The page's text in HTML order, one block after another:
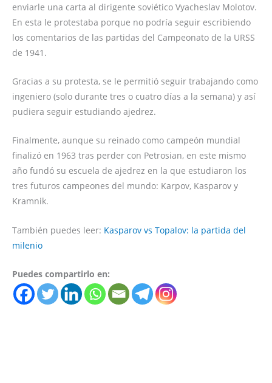
enviarle una carta al dirigente soviético Vyacheslav Molotov.
En esta le protestaba porque no podría seguir escribiendo
los comentarios de las partidas del Campeonato de la URSS
de 1941.
Gracias a su protesta, se le permitió seguir trabajando como
ingeniero (solo durante tres o cuatro días a la semana) y así
pudiera seguir estudiando ajedrez.
Finalmente, aunque su reinado como campeón mundial
finalizó en 1963 tras perder con Petrosian, en este mismo
año fundó su escuela de ajedrez en la que estudiaron los
tres futuros campeones del mundo: Karpov, Kasparov y
Kramnik.
También puedes leer: Kasparov vs Topalov: la partida del
milenio
Puedes compartirlo en: